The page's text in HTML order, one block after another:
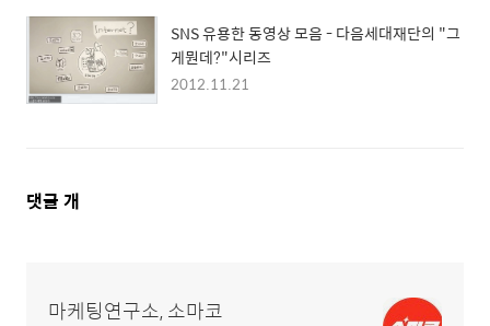
SNS 유용한 동영상 모음 - 다음세대재단의 "그
게뭔데?"시리즈
2012.11.21
댓
댓글 개
마케팅연구소, 소마코